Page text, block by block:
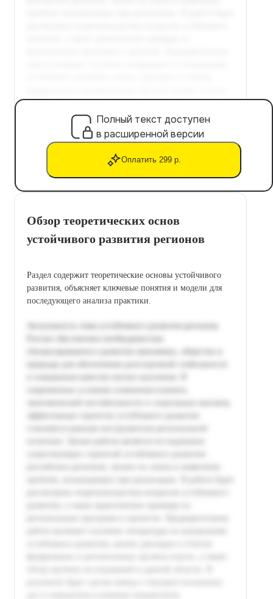
Полный текст доступен
в расширенной версии
Оплатить 299 р.
Обзор теоретических основ
устойчивого развития регионов
Раздел содержит теоретические основы устойчивого
развития, объясняет ключевые понятия и модели для
последующего анализа практики.